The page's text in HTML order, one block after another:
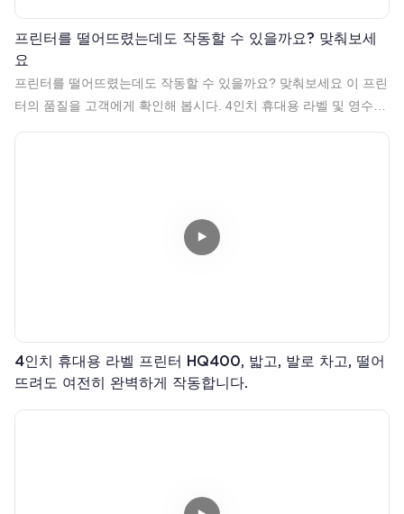
프린터를 떨어뜨렸는데도 작동할 수 있을까요? 맞춰보세
요
프린터를 떨어뜨렸는데도 작동할 수 있을까요? 맞춰보세요 이 프린
터의 품질을 고객에게 확인해 봅시다. 4인치 휴대용 라벨 및 영수증
4인치 휴대용 라벨 프린터 HQ400, 밟고, 발로 차고, 떨어
뜨려도 여전히 완벽하게 작동합니다.